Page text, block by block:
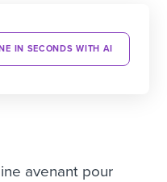
IN SECONDS WITH AI
avenant pour